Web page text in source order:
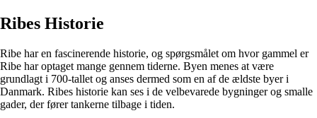
Ribes Historie
Ribe har en fascinerende historie, og spørgsmålet om hvor gammel er
Ribe har optaget mange gennem tiderne. Byen menes at være
grundlagt i 700-tallet og anses dermed som en af de ældste byer i
Danmark. Ribes historie kan ses i de velbevarede bygninger og smalle
gader, der fører tankerne tilbage i tiden.